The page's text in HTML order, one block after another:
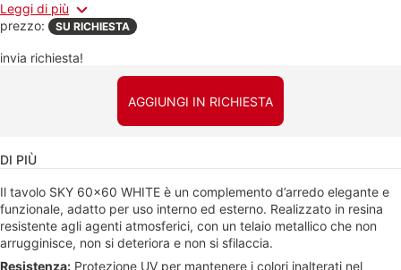
Leggi di più
prezzo:
SU RICHIESTA
invia richiesta!
AGGIUNGI IN RICHIESTA
DI PIÙ
Il tavolo SKY 60x60 WHITE è un complemento d’arredo elegante e
funzionale, adatto per uso interno ed esterno. Realizzato in resina
resistente agli agenti atmosferici, con un telaio metallico che non
arrugginisce, non si deteriora e non si sfilaccia.
Resistenza: Protezione UV per mantenere i colori inalterati nel